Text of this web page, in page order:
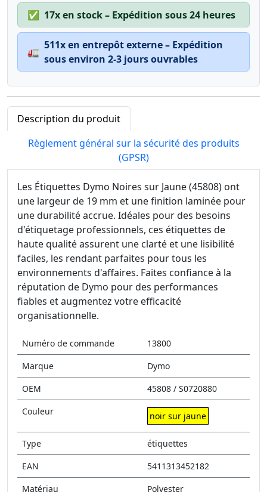
✅ 17x en stock – Expédition sous 24 heures
🚛
511x en entrepôt externe – Expédition
sous environ 2-3 jours ouvrables
Description du produit
Règlement général sur la sécurité des produits
(GPSR)
Les Étiquettes Dymo Noires sur Jaune (45808) ont
une largeur de 19 mm et une finition laminée pour
une durabilité accrue. Idéales pour des besoins
d'étiquetage professionnels, ces étiquettes de
haute qualité assurent une clarté et une lisibilité
faciles, les rendant parfaites pour tous les
environnements d'affaires. Faites confiance à la
réputation de Dymo pour des performances
fiables et augmentez votre efficacité
organisationnelle.
Numéro de commande
13800
Marque
Dymo
OEM
45808 / S0720880
Couleur
noir sur jaune
Type
étiquettes
EAN
5411313452182
Matériau
Polyester